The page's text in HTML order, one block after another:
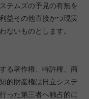
テムズの予見の有無を
益その他直接かつ現実
ないものとします。
る著作権、特許権、商
的財産権は日立システ
った第三者へ独占的に